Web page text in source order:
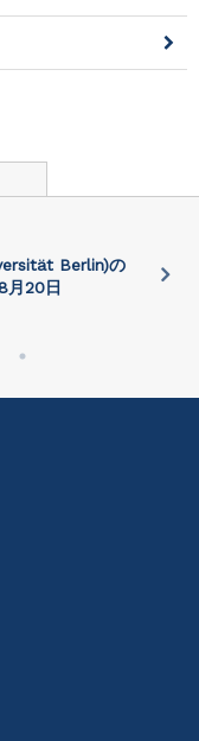
Berlin)の
⽉20⽇